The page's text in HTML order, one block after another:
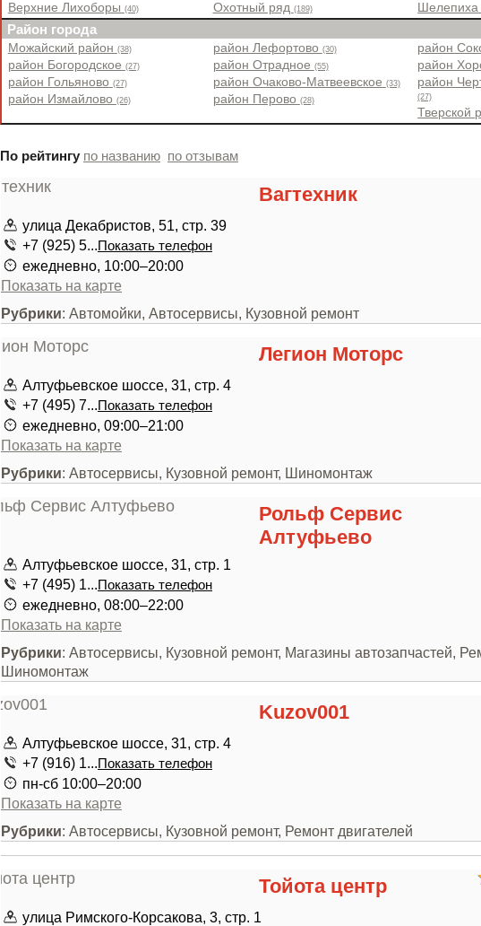
Верхние Лихоборы (40) Охотный ряд (189)
Район города
Можайский район (38)
район Богородское (27)
район Гольяново (27)
район Измайлово (26)
район Лефортово (30)
район Отрадное (55)
район Очаково-Матвеевское (33)
район Перово (28)
район
район
район
(27)
Тверской
По рейтингу по названию по отзывам
Вагтехник
улица Декабристов, 51, стр. 39
+7 (925) 5...Показать телефон
ежедневно, 10:00–20:00
Показать на карте
Рубрики: Автомойки, Автосервисы, Кузовной ремонт
Легион Моторс
Алтуфьевское шоссе, 31, стр. 4
+7 (495) 7...Показать телефон
ежедневно, 09:00–21:00
Показать на карте
Рубрики: Автосервисы, Кузовной ремонт, Шиномонтаж
Рольф Сервис
Алтуфьево
Алтуфьевское шоссе, 31, стр. 1
+7 (495) 1...Показать телефон
ежедневно, 08:00–22:00
Показать на карте
Рубрики: Автосервисы, Кузовной ремонт, Магазины автозапчастей,
Шиномонтаж
Kuzov001
Алтуфьевское шоссе, 31, стр. 4
+7 (916) 1...Показать телефон
пн-сб 10:00–20:00
Показать на карте
Рубрики: Автосервисы, Кузовной ремонт, Ремонт двигателей
Тойота центр
улица Римского-Корсакова, 3, стр. 1